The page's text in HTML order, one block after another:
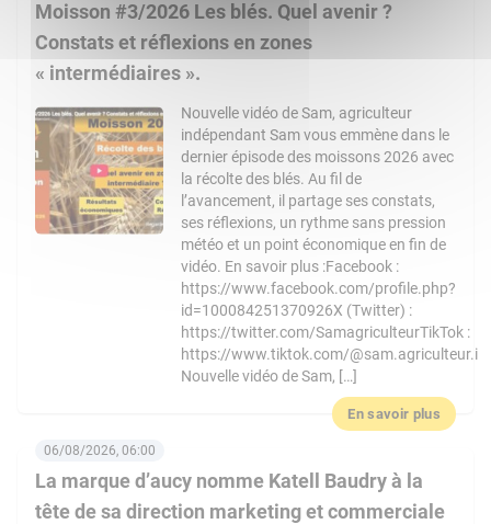
Moisson #3/2026 Les blés. Quel avenir ?
Constats et réflexions en zones
« intermédiaires ».
Nouvelle vidéo de Sam, agriculteur
indépendant Sam vous emmène dans le
dernier épisode des moissons 2026 avec
la récolte des blés. Au fil de
l’avancement, il partage ses constats,
ses réflexions, un rythme sans pression
météo et un point économique en fin de
vidéo. En savoir plus :Facebook :
https://www.facebook.com/profile.php?
id=100084251370926X (Twitter) :
https://twitter.com/SamagriculteurTikTok :
https://www.tiktok.com/@sam.agriculteur.i
Nouvelle vidéo de Sam, […]
En savoir plus
La marque d’aucy nomme Katell Baudry à la
tête de sa direction marketing et commerciale
06/08/2026, 06:00